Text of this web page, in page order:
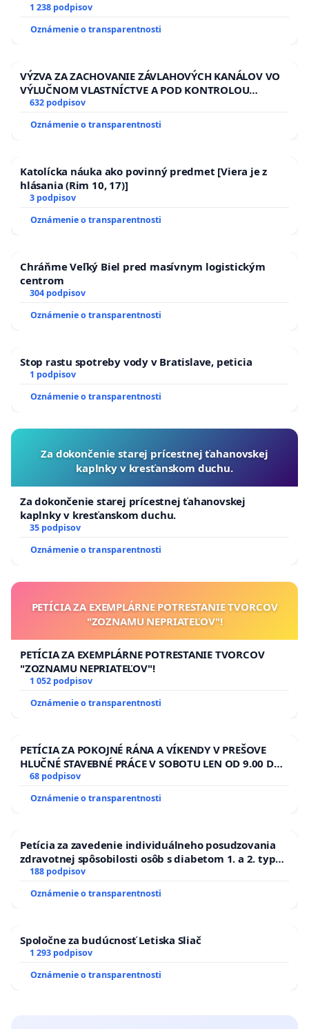
1 238 podpisov
Oznámenie o transparentnosti
VÝZVA ZA ZACHOVANIE ZÁVLAHOVÝCH KANÁLOV VO
VÝLUČNOM VLASTNÍCTVE A POD KONTROLOU
SLOVENSKEJ REPUBLIKY & žiadosť na riešenie
zanedbaného stavu závlahových a odvodňovacích
kanálov na Slovensku
632 podpisov
Oznámenie o transparentnosti
Katolícka náuka ako povinný predmet [Viera je z
hlásania (Rim 10, 17)]
3 podpisov
Oznámenie o transparentnosti
Chráňme Veľký Biel pred masívnym logistickým
centrom
304 podpisov
Oznámenie o transparentnosti
Stop rastu spotreby vody v Bratislave, peticia
1 podpisov
Oznámenie o transparentnosti
Za dokončenie starej prícestnej ťahanovskej
kaplnky v kresťanskom duchu.
Za dokončenie starej prícestnej ťahanovskej
kaplnky v kresťanskom duchu.
35 podpisov
Oznámenie o transparentnosti
PETÍCIA ZA EXEMPLÁRNE POTRESTANIE TVORCOV
"ZOZNAMU NEPRIATEĽOV"!
PETÍCIA ZA EXEMPLÁRNE POTRESTANIE TVORCOV
"ZOZNAMU NEPRIATEĽOV"!
1 052 podpisov
Oznámenie o transparentnosti
PETÍCIA ZA POKOJNÉ RÁNA A VÍKENDY V PREŠOVE
HLUČNÉ STAVEBNÉ PRÁCE V SOBOTU LEN OD 9.00 DO
13.00 HOD., CEZ PRACOVNÝ TÝŽDEŇ CIEĽ 8.00 – 18.00
HOD. A PRAVIDELNÁ KONTROLA STAVBY C-AREA NA
ĎUMBIERSKEJ/MAGU
68 podpisov
Oznámenie o transparentnosti
Petícia za zavedenie individuálneho posudzovania
zdravotnej spôsobilosti osôb s diabetom 1. a 2. typu
pri prijímaní do Policajného zboru SR
188 podpisov
Oznámenie o transparentnosti
Spoločne za budúcnosť Letiska Sliač
1 293 podpisov
Oznámenie o transparentnosti